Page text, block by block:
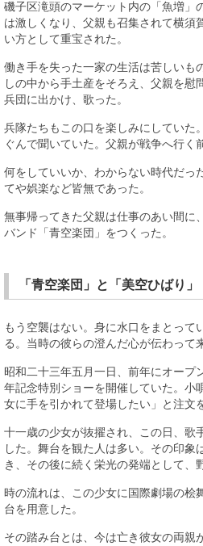
磯子区滝頭のマーケット内の「魚増」
は激しくなり、父親も召集されて横須
い方として重宝された。
働き手を失った一家の生活は苦しいも
しの中から手土産をそろえ、父親を慰
兵団に出かけ、歌った。
兵隊たちもこの口を楽しみにしていた
ぐんで聞いていた。父親が戦争へ行く
何をしていいか、わからない時代だっ
てや娯楽など皆無であった。
無事帰ってきた父親は仕事のあい間に
バンド「青空楽団」をつくった。
「青空楽団」と「美空ひばり」
もう空襲はない。身に水口をまとって
る。当時の彼らの澄んだ心が伝わって
昭和二十三年五月一日、前年にオープ
年記念特別ショーを開催していた。小
女に手を引かれて登場したい」と注文
十一歳の少女が抜擢され、この日、歌
した。舞台を観た人は多い。その印象
き、その後に続く栄光の発端として、
時の流れは、この少女に国際劇場の桧
台を用意した。
その踏み台とは、今は亡き彼女の両親